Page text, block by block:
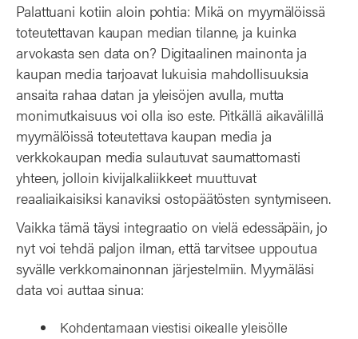
Palattuani kotiin aloin pohtia: Mikä on myymälöissä
toteutettavan kaupan median tilanne, ja kuinka
arvokasta sen data on? Digitaalinen mainonta ja
kaupan media tarjoavat lukuisia mahdollisuuksia
ansaita rahaa datan ja yleisöjen avulla, mutta
monimutkaisuus voi olla iso este. Pitkällä aikavälillä
myymälöissä toteutettava kaupan media ja
verkkokaupan media sulautuvat saumattomasti
yhteen, jolloin kivijalkaliikkeet muuttuvat
reaaliaikaisiksi kanaviksi ostopäätösten syntymiseen.
Vaikka tämä täysi integraatio on vielä edessäpäin, jo
nyt voi tehdä paljon ilman, että tarvitsee uppoutua
syvälle verkkomainonnan järjestelmiin. Myymäläsi
data voi auttaa sinua:
Kohdentamaan viestisi oikealle yleisölle